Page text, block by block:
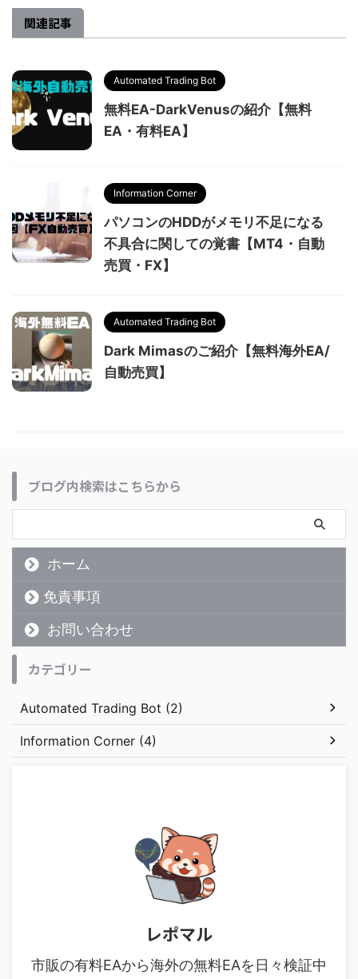
関連記事
Automated Trading Bot
無料EA-DarkVenusの紹介【無料
EA・有料EA】
Information Corner
パソコンのHDDがメモリ不足になる
不具合に関しての覚書【MT4・自動
売買・FX】
Automated Trading Bot
Dark Mimasのご紹介【無料海外EA/
自動売買】
ブログ内検索はこちらから
ホーム
免責事項
お問い合わせ
カテゴリー
Automated Trading Bot (2)
Information Corner (4)
レポマル
市販の有料EAから海外の無料EAを日々検証中